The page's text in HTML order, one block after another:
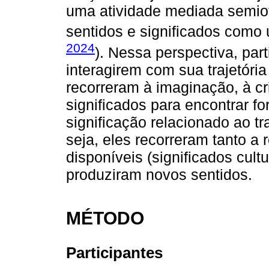
uma atividade mediada
sentidos e significados
2024). Nessa perspectiva,
interagirem com sua
recorreram à imaginação, à
significados para encontrar
significação relacionado ao
seja, eles recorreram tanto a
disponíveis (significados
produziram novos sentidos.
MÉTODO
Participantes